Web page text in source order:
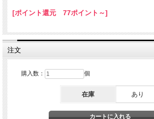
[ポイント還元 77ポイント～]
注文
購入数： 個
在庫 あり